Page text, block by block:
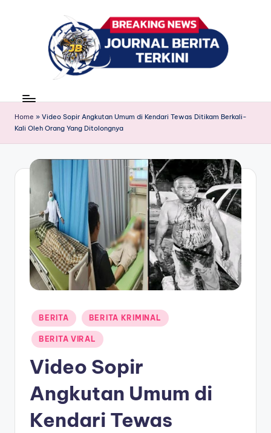
r
n
a
ri
a
news
Home » Video Sopir Angkutan Umum di Kendari Tewas Ditikam Berkali-
Kali Oleh Orang Yang Ditolongnya
Posted
in
BERITA BERITA KRIMINAL
BERITA VIRAL
Video Sopir
Angkutan Umum di
Kendari Tewas